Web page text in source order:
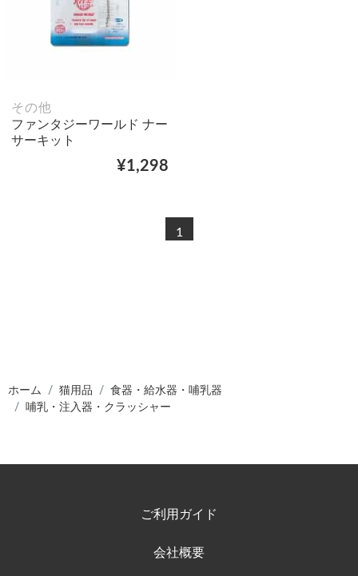
その他
ファンタジーワールド ナー
サーキット
¥1,298
1
ホーム 猫用品
食器・給水器・哺乳器
哺乳・注入器・クラッシャー
ご利用ガイド
会社概要